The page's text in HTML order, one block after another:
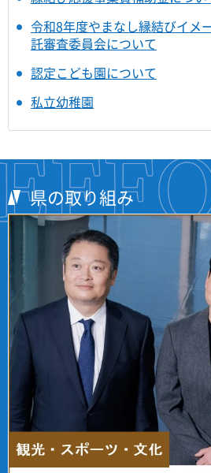
令和8年度やまなし縁結びイメ
託審査委員会について
認定こども園について
私立幼稚園
県の取り組み